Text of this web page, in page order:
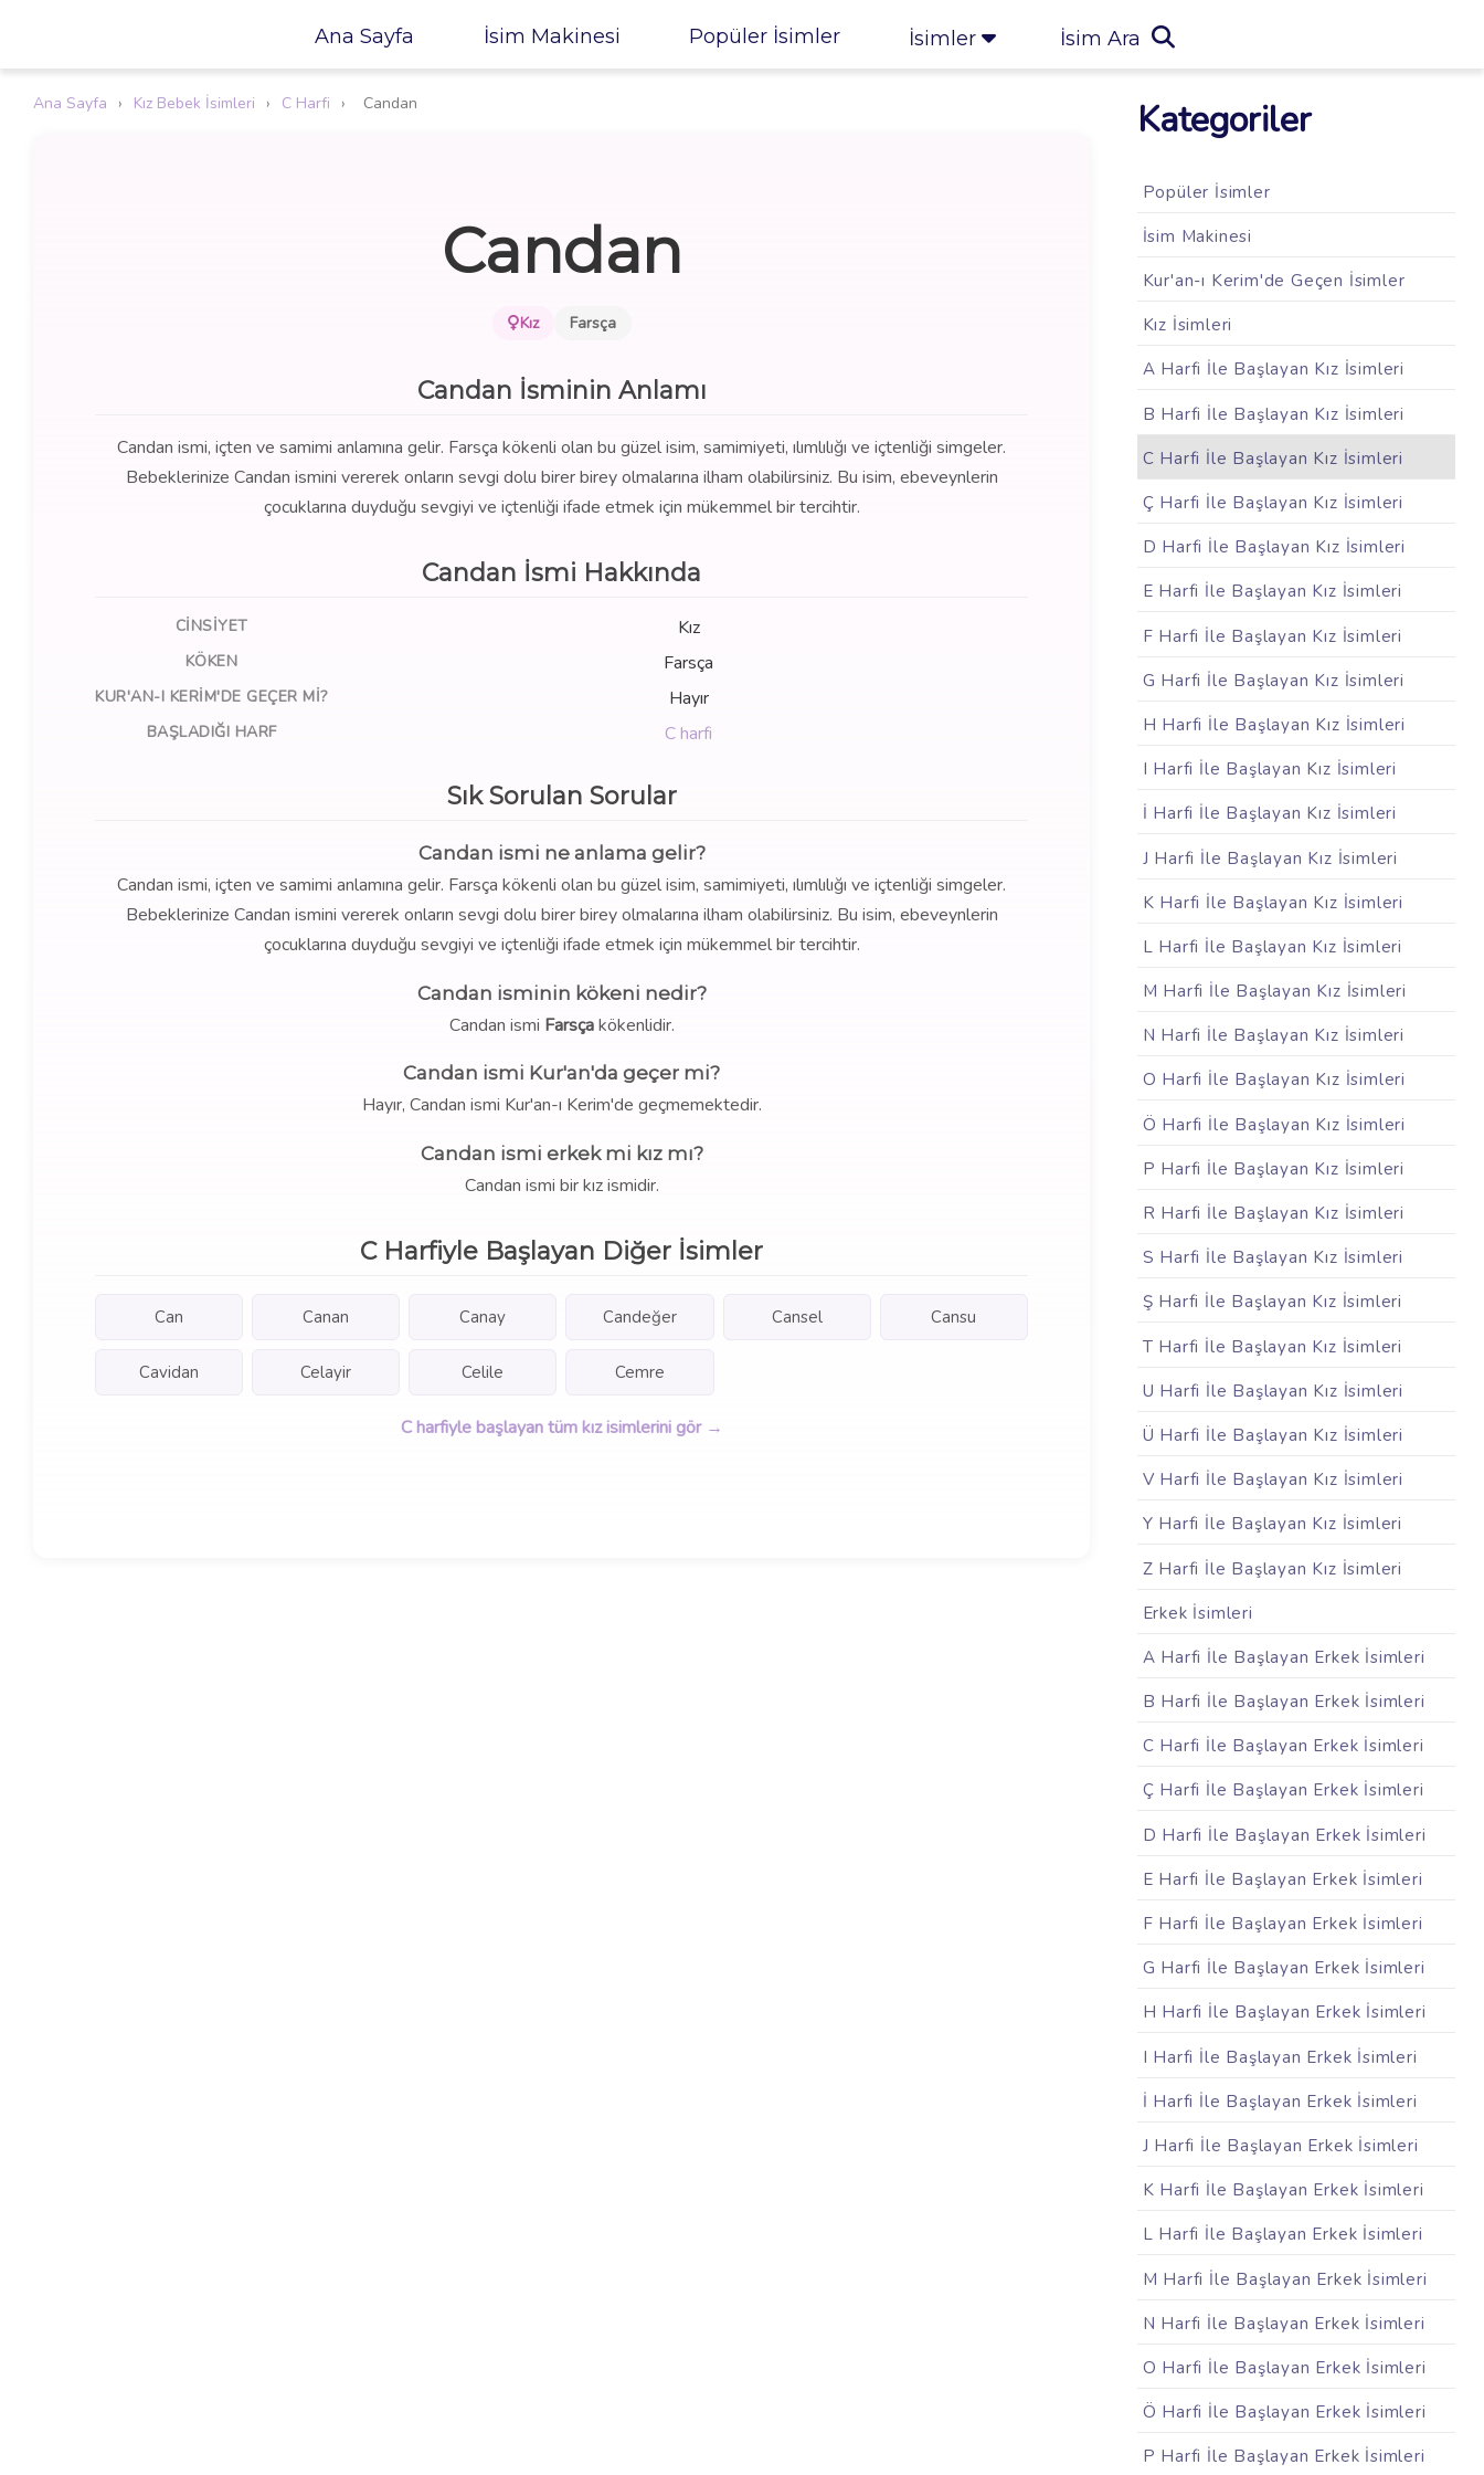
Ana Sayfa İsim Makinesi Popüler İsimler İsimler İsim Ara
Ana Sayfa › Kız Bebek İsimleri › C Harfi › Candan
Candan
Kız Farsça
Candan İsminin Anlamı
Candan ismi, içten ve samimi anlamına gelir. Farsça kökenli olan bu güzel isim, samimiyeti, ılımlılığı ve içtenliği simgeler.
Bebeklerinize Candan ismini vererek onların sevgi dolu birer birey olmalarına ilham olabilirsiniz. Bu isim, ebeveynlerin
çocuklarına duyduğu sevgiyi ve içtenliği ifade etmek için mükemmel bir tercihtir.
Candan İsmi Hakkında
CINSIYET Kız
KÖKEN Farsça
KUR'AN-I KERIM'DE GEÇER MI? Hayır
BAŞLADIĞI HARF C harfi
Sık Sorulan Sorular
Candan ismi ne anlama gelir?
Candan ismi, içten ve samimi anlamına gelir. Farsça kökenli olan bu güzel isim, samimiyeti, ılımlılığı ve içtenliği simgeler.
Bebeklerinize Candan ismini vererek onların sevgi dolu birer birey olmalarına ilham olabilirsiniz. Bu isim, ebeveynlerin
çocuklarına duyduğu sevgiyi ve içtenliği ifade etmek için mükemmel bir tercihtir.
Candan isminin kökeni nedir?
Candan ismi Farsçakökenlidir.
Candan ismi Kur'an'da geçer mi?
Hayır, Candan ismi Kur'an-ı Kerim'de geçmemektedir.
Candan ismi erkek mi kız mı?
Candan ismi bir kız ismidir.
C Harfiyle Başlayan Diğer İsimler
Can Canan Canay Candeğer Cansel Cansu
Cavidan Celayir Celile Cemre
C harfiyle başlayan tüm kız isimlerini gör →
Kategoriler
Popüler İsimler
İsim Makinesi
Kur'an-ı Kerim'de Geçen İsimler
Kız İsimleri
A Harfi İle Başlayan Kız İsimleri
B Harfi İle Başlayan Kız İsimleri
C Harfi İle Başlayan Kız İsimleri
Ç Harfi İle Başlayan Kız İsimleri
D Harfi İle Başlayan Kız İsimleri
E Harfi İle Başlayan Kız İsimleri
F Harfi İle Başlayan Kız İsimleri
G Harfi İle Başlayan Kız İsimleri
H Harfi İle Başlayan Kız İsimleri
I Harfi İle Başlayan Kız İsimleri
İ Harfi İle Başlayan Kız İsimleri
J Harfi İle Başlayan Kız İsimleri
K Harfi İle Başlayan Kız İsimleri
L Harfi İle Başlayan Kız İsimleri
M Harfi İle Başlayan Kız İsimleri
N Harfi İle Başlayan Kız İsimleri
O Harfi İle Başlayan Kız İsimleri
Ö Harfi İle Başlayan Kız İsimleri
P Harfi İle Başlayan Kız İsimleri
R Harfi İle Başlayan Kız İsimleri
S Harfi İle Başlayan Kız İsimleri
Ş Harfi İle Başlayan Kız İsimleri
T Harfi İle Başlayan Kız İsimleri
U Harfi İle Başlayan Kız İsimleri
Ü Harfi İle Başlayan Kız İsimleri
V Harfi İle Başlayan Kız İsimleri
Y Harfi İle Başlayan Kız İsimleri
Z Harfi İle Başlayan Kız İsimleri
Erkek İsimleri
A Harfi İle Başlayan Erkek İsimleri
B Harfi İle Başlayan Erkek İsimleri
C Harfi İle Başlayan Erkek İsimleri
Ç Harfi İle Başlayan Erkek İsimleri
D Harfi İle Başlayan Erkek İsimleri
E Harfi İle Başlayan Erkek İsimleri
F Harfi İle Başlayan Erkek İsimleri
G Harfi İle Başlayan Erkek İsimleri
H Harfi İle Başlayan Erkek İsimleri
I Harfi İle Başlayan Erkek İsimleri
İ Harfi İle Başlayan Erkek İsimleri
J Harfi İle Başlayan Erkek İsimleri
K Harfi İle Başlayan Erkek İsimleri
L Harfi İle Başlayan Erkek İsimleri
M Harfi İle Başlayan Erkek İsimleri
N Harfi İle Başlayan Erkek İsimleri
O Harfi İle Başlayan Erkek İsimleri
Ö Harfi İle Başlayan Erkek İsimleri
P Harfi İle Başlayan Erkek İsimleri